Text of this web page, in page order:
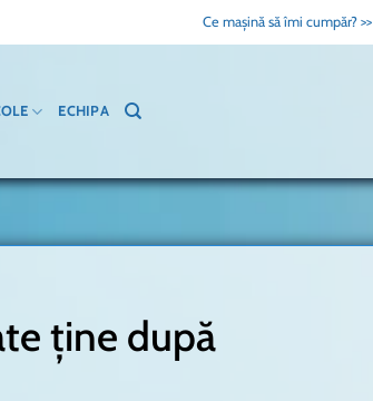
Ce mașină să îmi cumpăr? >>
ECHIPA
ține după